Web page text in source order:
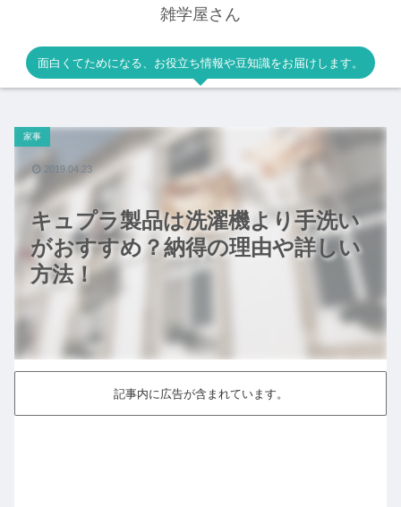
雑学屋さん
面白くてためになる、お役立ち情報や豆知識をお届けします。
キュプラ製品は洗濯機より手洗い
がおすすめ？納得の理由や詳しい
方法！
家事
2019.04.23
記事内に広告が含まれています。